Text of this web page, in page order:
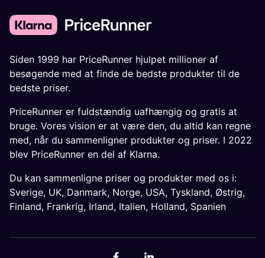
Siden 1999 har PriceRunner hjulpet millioner af
besøgende med at finde de bedste produkter til de
bedste priser.
PriceRunner er fuldstændig uafhængig og gratis at
bruge. Vores vision er at være den, du altid kan regne
med, når du sammenligner produkter og priser. I 2022
blev PriceRunner en del af Klarna.
Du kan sammenligne priser og produkter med os i:
Sverige, UK, Danmark, Norge, USA, Tyskland, Østrig,
Finland, Frankrig, Irland, Italien, Holland, Spanien